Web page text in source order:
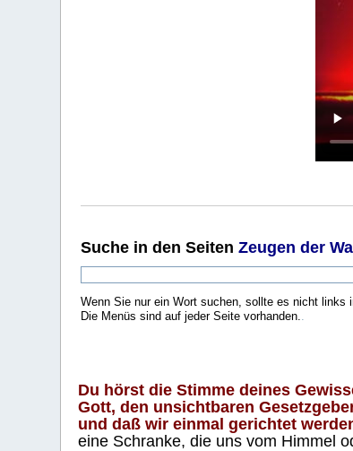
Suche in den SeitenZeugen der
Wenn Sie nur ein Wort suchen, sollte es nicht links
Die Menüs sind auf jeder Seite vorhanden.
Du hörst die Stimme deines
Gott, den unsichtbaren
und daß wir einmal gerichtet
eine Schranke, die uns vom Himmel